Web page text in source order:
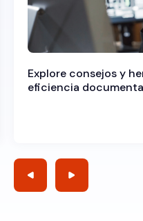
Explore consejos y
eficiencia